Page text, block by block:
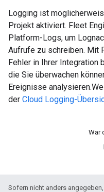
Logging ist
Projekt aktiviert. Fleet
Platform-Logs, um
Aufrufe zu schreiben. Mit
Fehler in Ihrer Integration
die Sie überwachen
Ereignisse
der Cloud Logging-
War
Sofern nicht anders